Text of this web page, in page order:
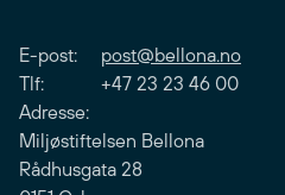
E-post: post@bellona.no
Tlf: +47 23 23 46 00
Adresse:
Miljøstiftelsen Bellona
Rådhusgata 28